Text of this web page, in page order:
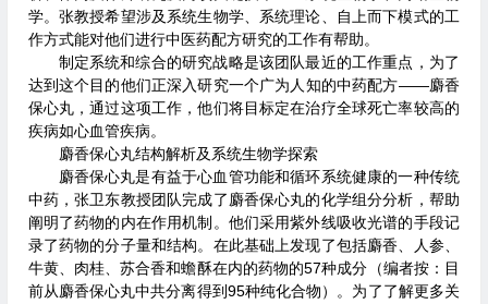
学。张教授希望涉及系统生物学、系统理论、自上而下模式的工
作方式能对他们进行中医药配方研究的工作有帮助。
制定系统和综合的研究战略是该团队最近的工作重点，为了
达到这个目的他们正深入研究一个广为人知的中药配方——麝香
保心丸，通过这项工作，他们将目标定在治疗全球死亡率较高的
疾病如心血管疾病。
麝香保心丸结构解析及系统生物学探索
麝香保心丸是有益于心血管功能和循环系统健康的一种传统
中药，张卫东教授团队完成了麝香保心丸的化学组分分析，帮助
阐明了药物的内在作用机制。他们采用紫外线吸收光谱的手段记
录了药物的分子量和结构。在此基础上发现了包括麝香、人参、
牛黄、肉桂、苏合香和蟾酥在内的药物的57种成分（编者按：目
前从麝香保心丸中共分离得到95种纯化合物）。为了了解更多关